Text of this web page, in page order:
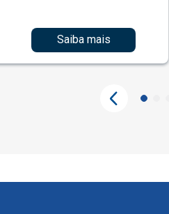
Saiba mais